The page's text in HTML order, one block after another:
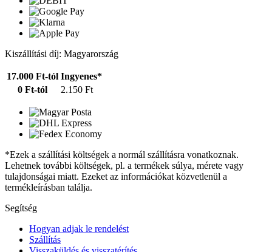
Kiszállítási díj: Magyarország
17.000 Ft-tól Ingyenes*
0 Ft-tól
2.150 Ft
*Ezek a szállítási költségek a normál szállításra vonatkoznak.
Lehetnek további költségek, pl. a termékek súlya, mérete vagy
tulajdonságai miatt. Ezeket az információkat közvetlenül a
termékleírásban találja.
Segítség
Hogyan adjak le rendelést
Szállítás